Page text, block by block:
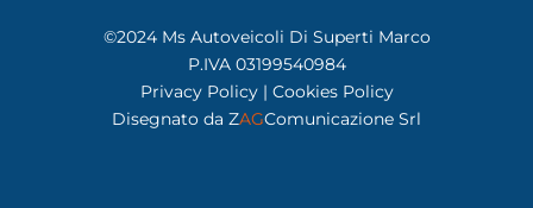
©2024 Ms Autoveicoli Di Superti Marco
P.IVA 03199540984
Privacy Policy| Cookies Policy
Disegnato da ZAGComunicazione Srl